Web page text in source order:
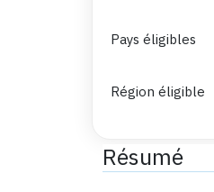
Pays éligibles
Région éligible
Résumé